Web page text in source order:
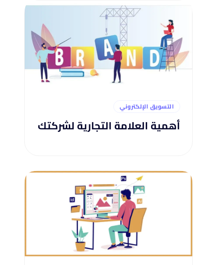
التسويق الإلكتروني
أهمية العلامة التجارية لشركتك